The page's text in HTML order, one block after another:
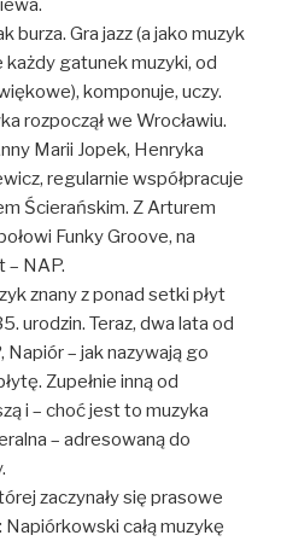
burza. Gra jazz (a jako muzyk
gatunek muzyki, od
komponuje, uczy.
rozpoczął we Wrocławiu.
Marii Jopek, Henryka
regularnie współpracuje
Ścierańskim. Z Arturem
Funky Groove, na
– NAP.
znany z ponad setki płyt
urodzin. Teraz, dwa lata od
, Napiór – jak nazywają go
Zupełnie inną od
i – choć jest to muzyka
– adresowaną do
zaczynały się prasowe
całą muzykę